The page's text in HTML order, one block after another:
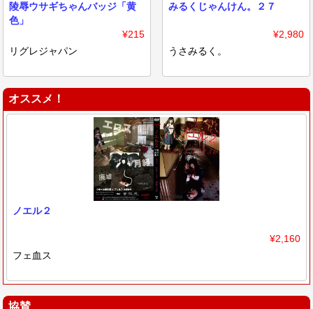
陵辱ウサギちゃんバッジ「黄
色」
¥215
リグレジャパン
みるくじゃんけん。２７
¥2,980
うさみるく。
オススメ！
ノエル２
¥2,160
フェ血ス
協賛